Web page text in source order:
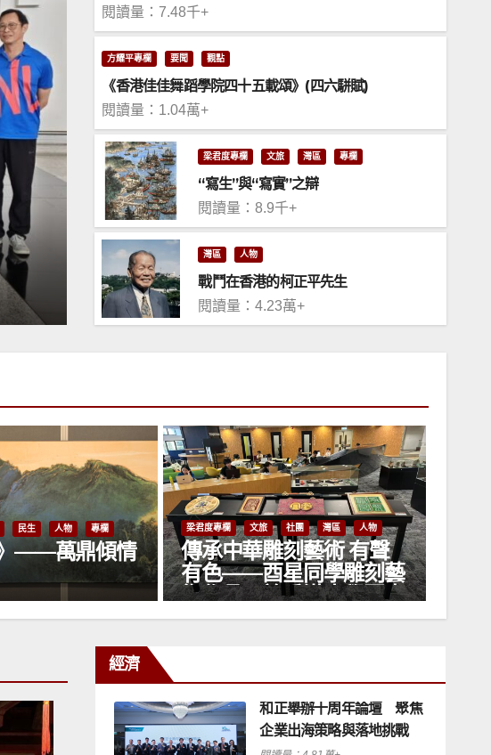
要聞
凌友詩冀台胞記取習近平「七
識」貢獻祖國
閱讀量：7.48千+
方耀平專欄 要聞 觀點
《香港佳佳舞蹈學院四十五載頌》(四六駢賦)
閱讀量：1.04萬+
梁君度專欄 文旅 灣區 專欄
“寫生”與“寫實”之辯
閱讀量：8.9千+
灣區 人物
戰鬥在香港的柯正平先生
閱讀量：4.23萬+
社團 灣區 人物
刻藝術 有聲
同學雕刻藝
香港大學圖書
梁君度專欄 文旅 社團 灣區 人物
專欄
刀刻山河，藝潤香江｜香
港雕刻名家酉星：以匠心
鐫歲月，以薪火育新人
經濟
和正舉辦十周年論壇 聚焦
企業出海策略與落地挑戰